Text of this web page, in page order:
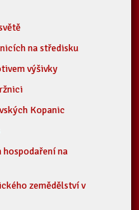
na středisku
výšivky
Kopanic
na
zemědělství v